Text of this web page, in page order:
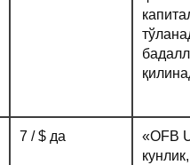
7 / $ да
«OFB